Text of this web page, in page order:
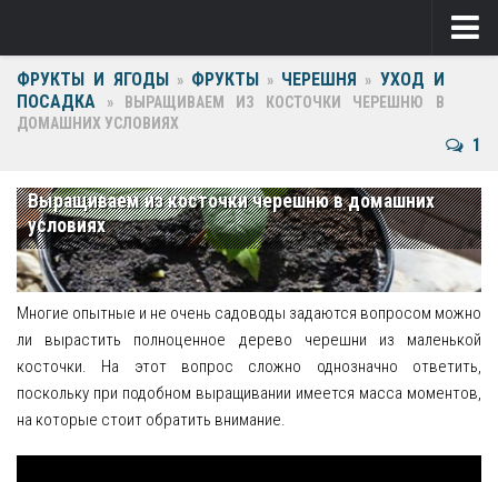
Ягоды
Виноград
Крыжовник
Малина
Фрукты
Груша
Ежевика
ФРУКТЫ И ЯГОДЫ » ФРУКТЫ » ЧЕРЕШНЯ » УХОД И
ПОСАДКА »
ВЫРАЩИВАЕМ ИЗ КОСТОЧКИ ЧЕРЕШНЮ В
ДОМАШНИХ УСЛОВИЯХ
1
Выращиваем из косточки черешню в домашних
условиях
Многие опытные и не очень садоводы задаются вопросом можно
ли вырастить полноценное дерево черешни из маленькой
косточки. На этот вопрос сложно однозначно ответить,
поскольку при подобном выращивании имеется масса моментов,
на которые стоит обратить внимание.